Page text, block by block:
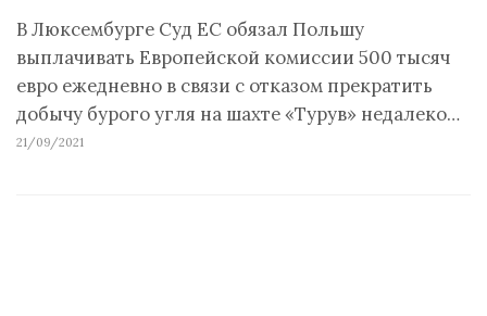
В Люксембурге Суд ЕС обязал Польшу
выплачивать Европейской комиссии 500 тысяч
евро ежедневно в связи с отказом прекратить
добычу бурого угля на шахте «Турув» недалеко…
21/09/2021